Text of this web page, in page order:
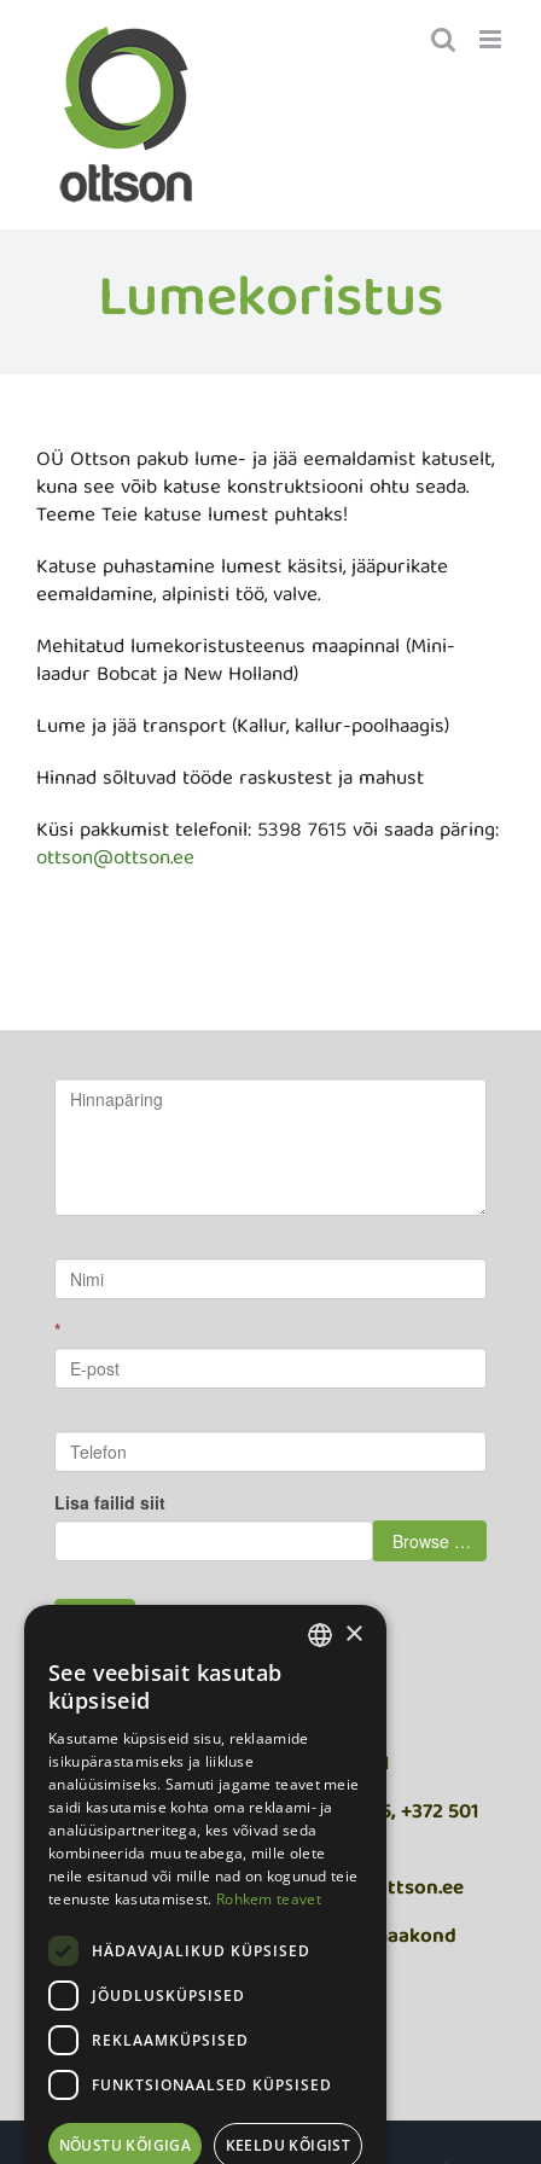
content
Lumekoristus
OÜ Ottson pakub lume- ja jää eemaldamist katuselt,
kuna see võib katuse konstruktsiooni ohtu seada.
Teeme Teie katuse lumest puhtaks!
Katuse puhastamine lumest käsitsi, jääpurikate
eemaldamine, alpinisti töö, valve.
Mehitatud lumekoristusteenus maapinnal (Mini-
laadur Bobcat ja New Holland)
Lume ja jää transport (Kallur, kallur-poolhaagis)
Hinnad sõltuvad tööde raskustest ja mahust
Küsi pakkumist telefonil: 5398 7615 või saada päring:
ottson@ottson.ee
*
Lisa failid siit
Browse …
Üldtelefon: +372 5308 2101
Transport, tellimused:+372 53987615, +372 501
8900;
Arved ja hinnapäringud:ottson@ottson.ee
Aadress:Valtsi 5, Lagedi, Harju maakond
×
See veebisait kasutab
küpsiseid
Kasutame küpsiseid sisu, reklaamide
isikupärastamiseks ja liikluse
analüüsimiseks. Samuti jagame teavet meie
saidi kasutamise kohta oma reklaami- ja
analüüsipartneritega, kes võivad seda
kombineerida muu teabega, mille olete
neile esitanud või mille nad on kogunud teie
teenuste kasutamisest. Rohkem teavet
HÄDAVAJALIKUD KÜPSISED
JÕUDLUSKÜPSISED
REKLAAMKÜPSISED
FUNKTSIONAALSED KÜPSISED
NÕUSTU KÕIGIGA KEELDU KÕIGIST